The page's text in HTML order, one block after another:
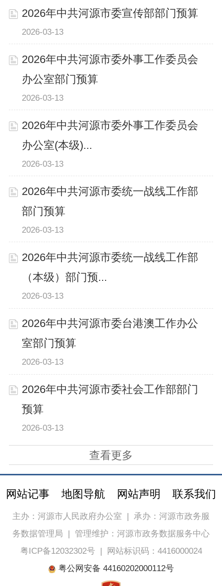
2026年中共河源市委宣传部部门预算
2026-03-13
2026年中共河源市委外事工作委员会
办公室部门预算
2026-03-13
2026年中共河源市委外事工作委员会
办公室(本级)...
2026-03-13
2026年中共河源市委统一战线工作部
部门预算
2026-03-13
2026年中共河源市委统一战线工作部
（本级）部门预...
2026-03-13
2026年中共河源市委台港澳工作办公
室部门预算
2026-03-13
2026年中共河源市委社会工作部部门
预算
2026-03-13
查看更多
网站记事 地图导航 网站声明 联系我们
主办：河源市人民政府办公室
承办：河源市政务服
务数据管理局
管理维护：河源市政务数据服务中心
粤ICP备12032302号|
网站标识码：4416000024
粤公网安备 44160202000112号